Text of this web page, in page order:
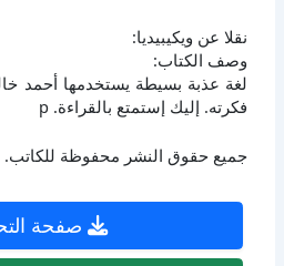
نقلا عن ويكيبيديا:
وصف الكتاب:
لغة عذبة بسيطة يستخدمها أحمد
فكرته. إليك إستمتع بالقراءة. p
جميع حقوق النشر محفوظة للكاتب.
صفحة